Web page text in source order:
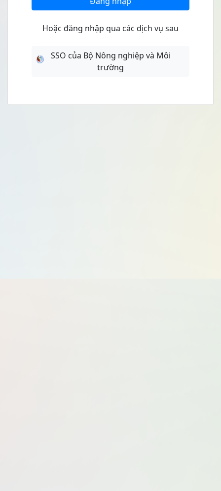
Hoặc đăng nhập qua các dịch vụ sau
SSO của Bộ Nông nghiệp và Môi
trường